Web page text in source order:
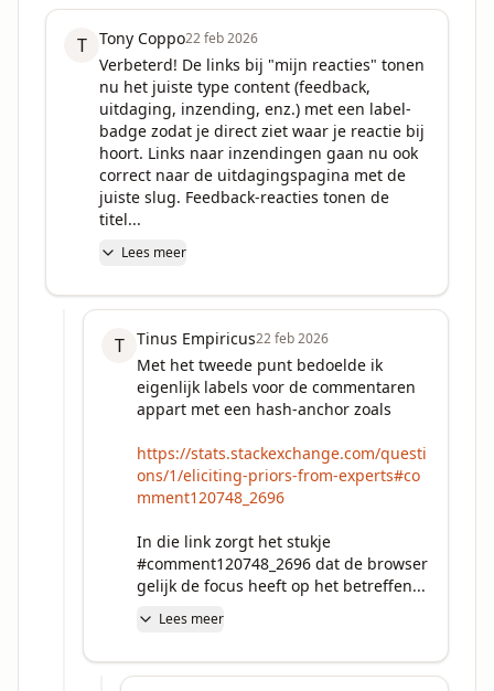
T Tony Coppo22 feb 2026
Verbeterd! De links bij "mijn reacties" tonen
nu het juiste type content (feedback,
uitdaging, inzending, enz.) met een label-
badge zodat je direct ziet waar je reactie bij
hoort. Links naar inzendingen gaan nu ook
correct naar de uitdagingspagina met de
juiste slug. Feedback-reacties tonen de
titel...
Lees meer
T Tinus Empiricus22 feb 2026
Met het tweede punt bedoelde ik
eigenlijk labels voor de commentaren
appart met een hash-anchor zoals
https://stats.stackexchange.com/questi
ons/1/eliciting-priors-from-experts#co
mment120748_2696
In die link zorgt het stukje
#comment120748_2696 dat de browser
gelijk de focus heeft op het betreffen...
Lees meer